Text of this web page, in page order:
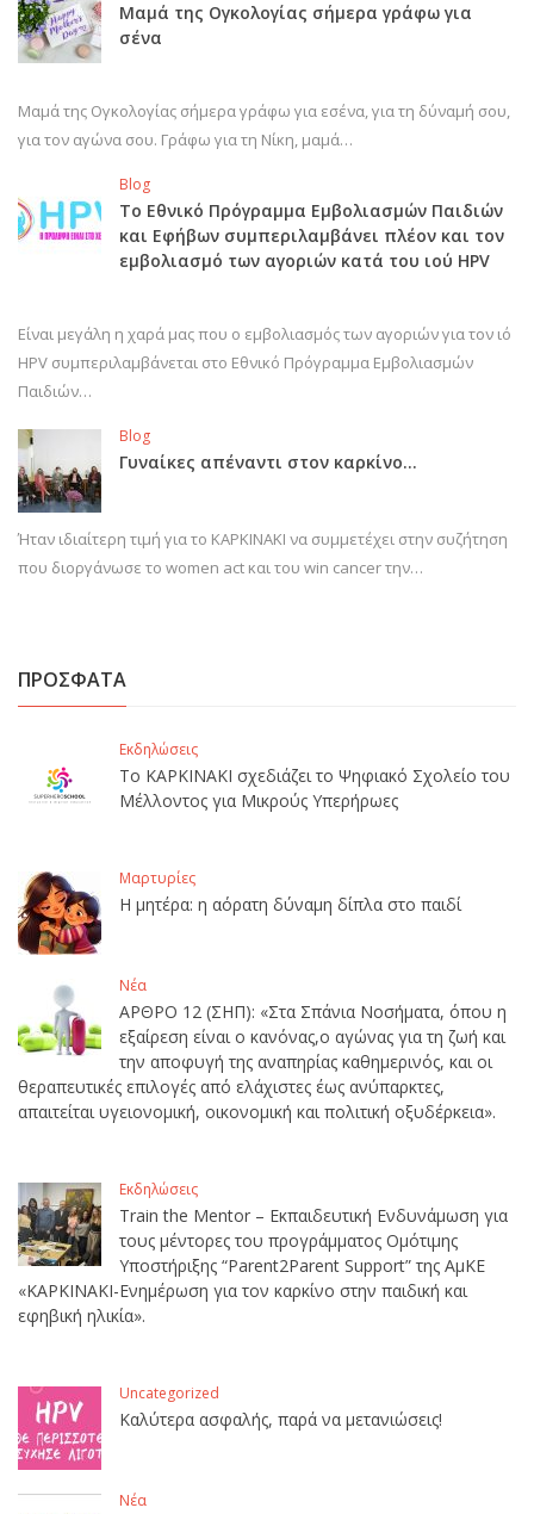
Μαμά της Ογκολογίας σήμερα γράφω για
σένα
Μαμά της Ογκολογίας σήμερα γράφω για εσένα, για τη δύναμή σου,
για τον αγώνα σου. Γράφω για τη Νίκη, μαμά…
Blog
Το Εθνικό Πρόγραμμα Εμβολιασμών Παιδιών
και Εφήβων συμπεριλαμβάνει πλέον και τον
εμβολιασμό των αγοριών κατά του ιού HPV
Είναι μεγάλη η χαρά μας που ο εμβολιασμός των αγοριών για τον ιό
HPV συμπεριλαμβάνεται στο Εθνικό Πρόγραμμα Εμβολιασμών
Παιδιών…
Blog
Γυναίκες απέναντι στον καρκίνο…
Ήταν ιδιαίτερη τιμή για το ΚΑΡΚΙΝΑΚΙ να συμμετέχει στην συζήτηση
που διοργάνωσε το women act και του win cancer την…
ΠΡΟΣΦΑΤΑ
Εκδηλώσεις
Το ΚΑΡΚΙΝΑΚΙ σχεδιάζει το Ψηφιακό Σχολείο του
Μέλλοντος για Μικρούς Υπερήρωες
Μαρτυρίες
Η μητέρα: η αόρατη δύναμη δίπλα στο παιδί
Νέα
ΑΡΘΡΟ 12 (ΣΗΠ): «Στα Σπάνια Νοσήματα, όπου η
εξαίρεση είναι ο κανόνας,ο αγώνας για τη ζωή και
την αποφυγή της αναπηρίας καθημερινός, και οι
θεραπευτικές επιλογές από ελάχιστες έως ανύπαρκτες,
απαιτείται υγειονομική, οικονομική και πολιτική οξυδέρκεια».
Εκδηλώσεις
Train the Mentor – Εκπαιδευτική Ενδυνάμωση για
τους μέντορες του προγράμματος Ομότιμης
Υποστήριξης “Parent2Parent Support” της ΑμΚΕ
«ΚΑΡΚΙΝΑΚΙ-Ενημέρωση για τον καρκίνο στην παιδική και
εφηβική ηλικία».
Uncategorized
Καλύτερα ασφαλής, παρά να μετανιώσεις!
Νέα